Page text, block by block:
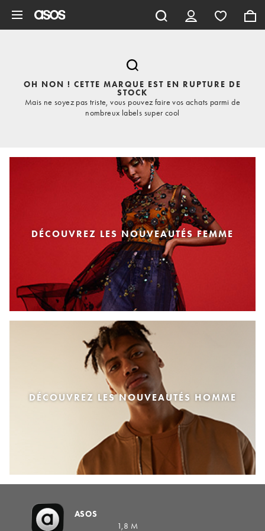
OH NON ! CETTE MARQUE EST EN RUPTURE DE
STOCK
Mais ne soyez pas triste, vous pouvez faire vos achats parmi de
nombreux labels super cool
DÉCOUVREZ LES NOUVEAUTÉS FEMME
DÉCOUVREZ LES NOUVEAUTÉS HOMME
ASOS
1,8 M